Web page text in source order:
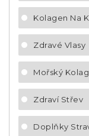
Kolagen Na
Zdravé Vlasy
Mořský
Zdraví Střev
Doplňky